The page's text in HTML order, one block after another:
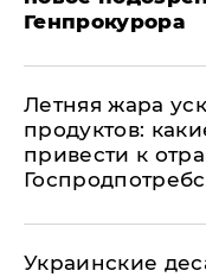
Генпрокурора
Летняя жара
продуктов:
привести к
Украинские